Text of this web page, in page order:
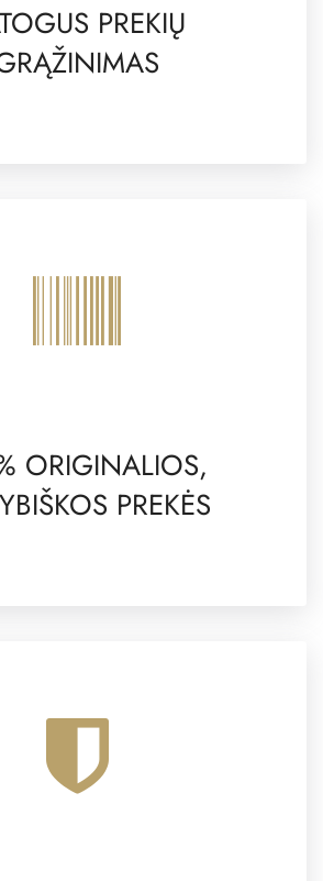
PREKIŲ
ORIGINALIOS,
PREKĖS